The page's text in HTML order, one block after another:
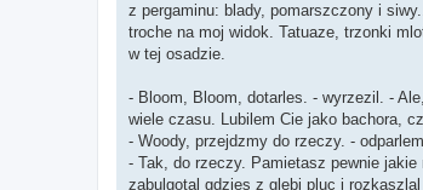
z pergaminu: blady, pomarszczony i
troche na moj widok. Tatuaze, trzonki
w tej osadzie.
- Bloom, Bloom, dotarles. - wyrzezil. -
wiele czasu. Lubilem Cie jako bachora,
- Woody, przejdzmy do rzeczy. -
- Tak, do rzeczy. Pamietasz pewnie
zabulgotal gdzies z glebi pluc i